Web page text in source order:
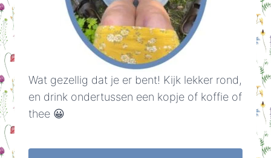
Wat gezellig dat je er bent! Kijk lekker rond,
en drink ondertussen een kopje of koffie of
thee 😀